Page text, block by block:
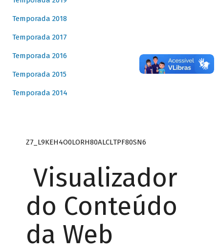
Temporada 2018
Temporada 2017
Temporada 2016
Temporada 2015
Temporada 2014
Z7_L9KEH4O0LORH80ALCLTPF80SN6
Visualizador
do Conteúdo
da Web